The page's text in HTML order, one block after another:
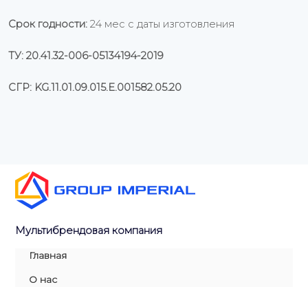
Срок годности: 24 мес с даты изготовления
ТУ: 20.41.32-006-05134194-2019
СГР: KG.11.01.09.015.Е.001582.05.20
Мультибрендовая компания
Главная
О нас